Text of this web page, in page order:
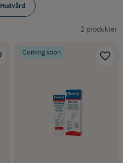
Hudvård
2 produkter
Coming soon